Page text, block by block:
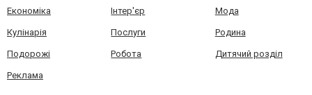
Економіка Інтер'єр Мода
Кулінарія Послуги Родина
Подорожі Робота Дитячий розділ
Реклама